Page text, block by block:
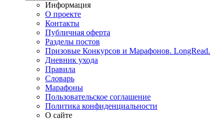
Информация
О проекте
Контакты
Публичная оферта
Разделы постов
Призовые Конкурсов и Марафонов. LongRead.
Дневник ухода
Правила
Словарь
Марафоны
Пользовательское соглашение
Политика конфиденциальности
О сайте